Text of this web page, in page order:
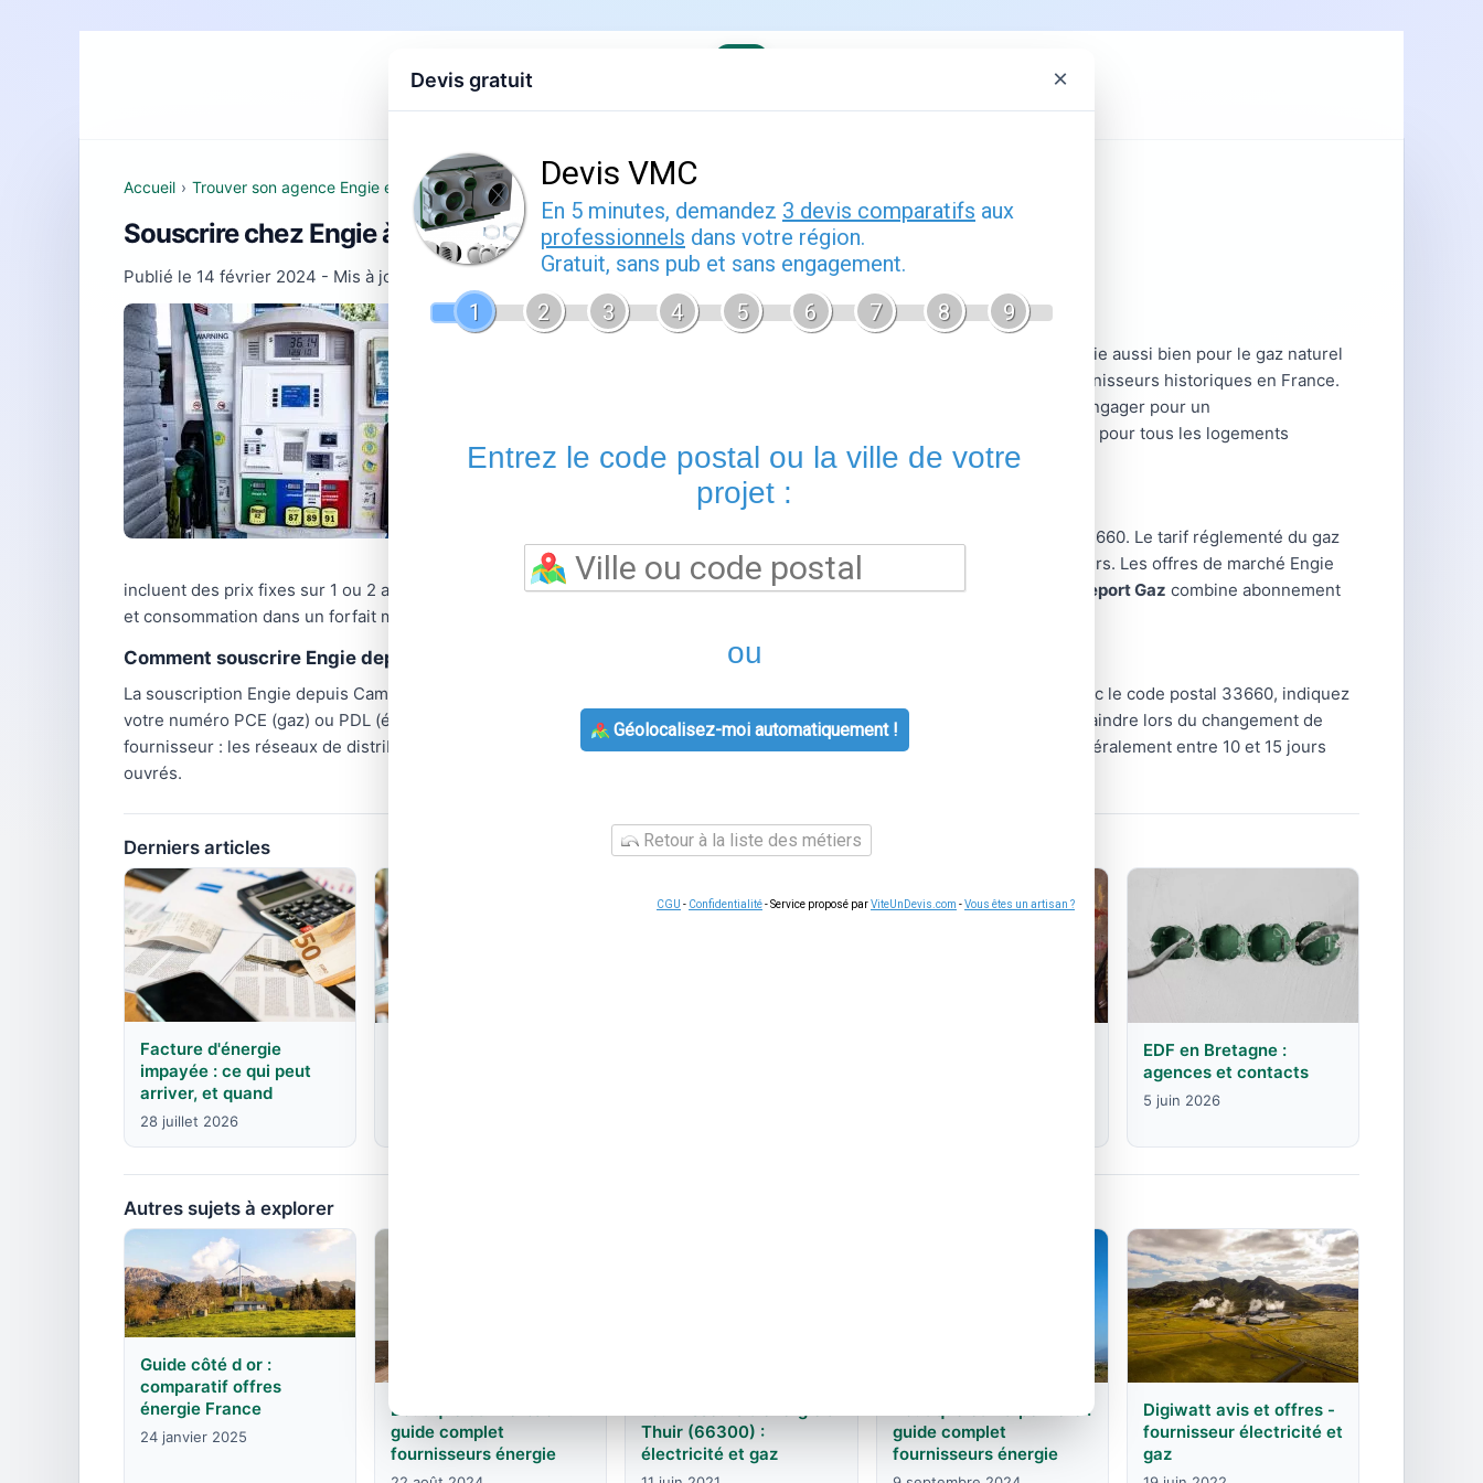
Accueil Devis gratuit Contact EDF Engie Fournisseurs Demenagement GRDF
Accueil › Trouver son agence Engie et comprendre ses offres › Engie en Nouvelle-Aquitaine
Souscrire chez Engie à Camps Sur L Isle (33660) : comparer les offres
Publié le 14 février 2024 - Mis à jour le
Engie à Camps Sur L Isle : gaz et électricité pour les particuliers
(33660) peuvent souscrire aux offres Engie aussi bien pour le gaz naturel
que pour l'électricité. Engie, ancien GDF Suez, est l'un des deux grands fournisseurs historiques en France.
séduisent les ménages souhaitant s'engager pour un
approvisionnement d'origine renouvelable. En Gironde, Engie est disponible pour tous les logements
raccordés aux réseaux GRDF et Enedis.
Offres gaz Engie à Camps Sur L Isle
Pour le gaz naturel, Engie propose plusieurs formules à Camps Sur L Isle 33660. Le tarif réglementé du gaz
(TRVg) est accessible jusqu'à sa suppression progressive pour les particuliers. Les offres de marché Engie
incluent des prix fixes sur 1 ou 2 ans, garantissant votre budget face aux fluctuations des marchés de l'énergie.
L'offre Passeport Gaz combine abonnement
et consommation dans un forfait mensuel simplifié, appréciée des familles.
Comment souscrire Engie depuis Camps Sur L Isle ?
La souscription Engie depuis Camps Sur L Isle s'effectue en ligne en quelques étapes : renseignez votre adresse exacte avec le code postal 33660, indiquez
votre numéro PCE (gaz) ou PDL (électricité), puis choisissez votre formule et mode de paiement.Aucune coupure
n'est à craindre lors du changement de
fournisseur : les réseaux de distribution GRDF et Enedis continuent de fonctionner normalement. Le changement prend généralement entre 10 et 15 jours
ouvrés.
Derniers articles
Facture d'énergie
impayée : ce qui peut
arriver, et quand
28 juillet 2026
EDF en Bretagne :
agences et contacts
5 juin 2026
Autres sujets à explorer
Guide côté d or :
comparatif offres
énergie France
24 janvier 2025
Boutique edf kerbach :
guide complet
fournisseurs énergie
Thuir (66300) :
électricité et gaz
Boutique edf la perriere :
guide complet
fournisseurs énergie
Digiwatt avis et offres -
fournisseur électricité et
gaz
Devis gratuit ×